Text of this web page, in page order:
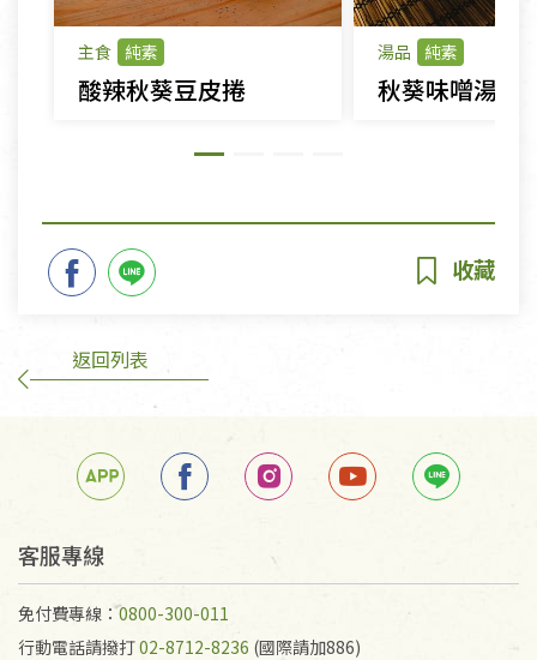
主食 純素
酸辣秋葵豆皮捲
湯品 純素
秋葵味噌湯
返回列表
客服專線
免付費專線：0800-300-011
行動電話請撥打02-8712-8236 (國際請加886)